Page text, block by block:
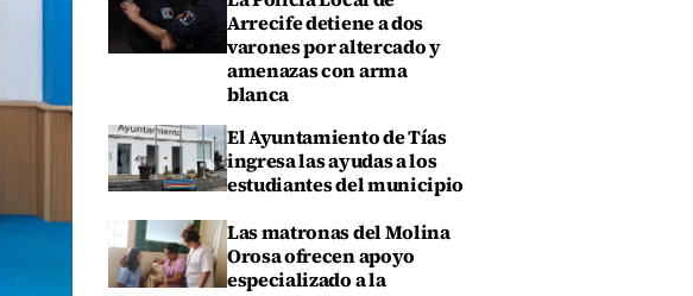
Arrecife detiene a dos
varones por altercado y
amenazas con arma
blanca
El Ayuntamiento de Tías
ingresa las ayudas a los
estudiantes del municipio
Las matronas del Molina
Orosa ofrecen apoyo
especializado a la